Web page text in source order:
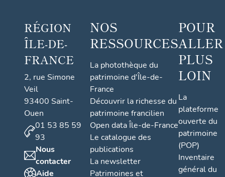
RÉGION
ÎLE-DE-
FRANCE
2, rue Simone
Veil
93400 Saint-
Ouen
01 53 85 59
93
Nous
contacter
Aide
NOS
RESSOURCES
La photothèque du
patrimoine d'Île-de-
France
Découvrir la richesse du
patrimoine francilien
Open data Île-de-France
Le catalogue des
publications
La newsletter
Patrimoines et
POUR
ALLER
PLUS
LOIN
La
plateforme
ouverte du
patrimoine
(POP)
Inventaire
général du